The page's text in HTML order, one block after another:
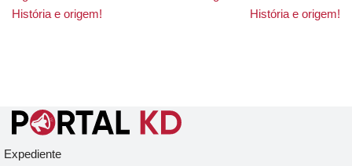
História e origem!
História e origem!
Expediente